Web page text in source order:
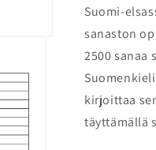
Suomi-
sanaston
2500 sanaa
kirjoittaa
täyttämällä